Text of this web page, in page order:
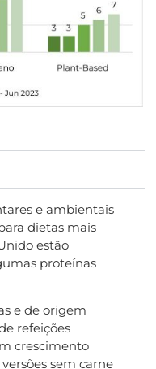
e ambientais
dietas mais
estão
proteínas
e de origem
refeições
crescimento
sem carne